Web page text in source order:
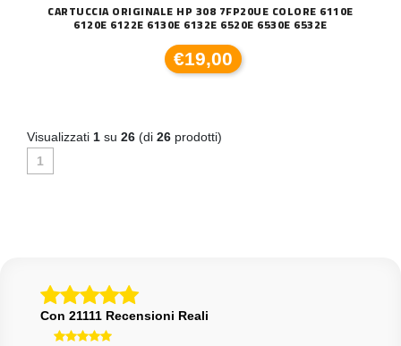
CARTUCCIA ORIGINALE HP 308 7FP20UE COLORE 6110E
6120E 6122E 6130E 6132E 6520E 6530E 6532E
€19,00
Visualizzati 1 su 26 (di 26 prodotti)
1
Con 21111 Recensioni Reali